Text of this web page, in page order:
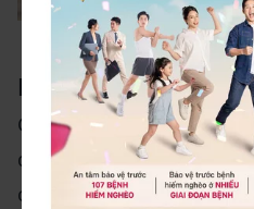
Hà thủ ô tốt
Làm chậm quá trình
Cuối cùng, tác dụng
quá trình oxi hoá. Khi
chuột, nước chiết từ hà